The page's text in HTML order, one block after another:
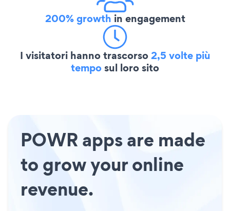
200% growth in engagement
I visitatori hanno trascorso2,5 volte più
temposul loro sito
POWR apps are made
to grow your online
revenue.